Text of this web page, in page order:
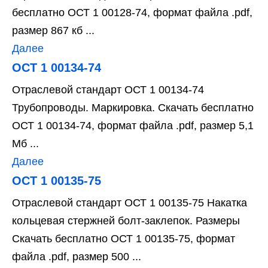
бесплатно ОСТ 1 00128-74, формат файла .pdf,
размер 867 кб ...
Далее
ОСТ 1 00134-74
Отраслевой стандарт ОСТ 1 00134-74
Трубопроводы. Маркировка. Скачать бесплатно
ОСТ 1 00134-74, формат файла .pdf, размер 5,1
Мб ...
Далее
ОСТ 1 00135-75
Отраслевой стандарт ОСТ 1 00135-75 Накатка
кольцевая стержней болт-заклепок. Размеры
Скачать бесплатно ОСТ 1 00135-75, формат
файла .pdf, размер 500 ...